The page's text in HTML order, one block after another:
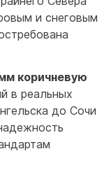
и снеговым
коричневую
в реальных
до Сочи